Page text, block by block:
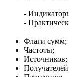
-
-
Флаги сумм;
Частоты;
Источников;